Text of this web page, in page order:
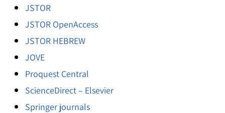
JSTOR
JSTOR OpenAccess
JSTOR HEBREW
JOVE
Proquest Central
ScienceDirect – Elsevier
Springer journals